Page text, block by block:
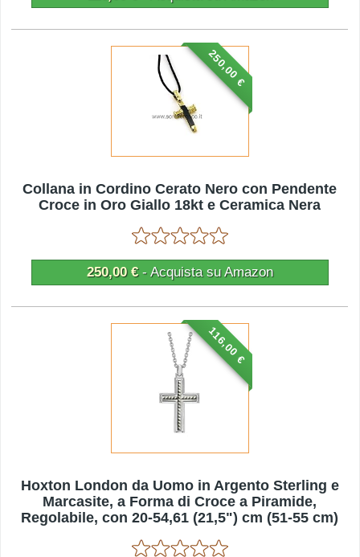
250,00 €
Collana in Cordino Cerato Nero con Pendente
Croce in Oro Giallo 18kt e Ceramica Nera
250,00 €- Acquista su Amazon
116,00 €
Hoxton London da Uomo in Argento Sterling e
Marcasite, a Forma di Croce a Piramide,
Regolabile, con 20-54,61 (21,5") cm (51-55 cm)